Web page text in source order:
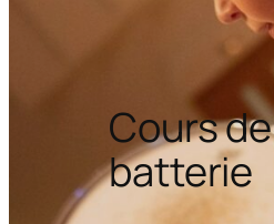
Cours de
batterie